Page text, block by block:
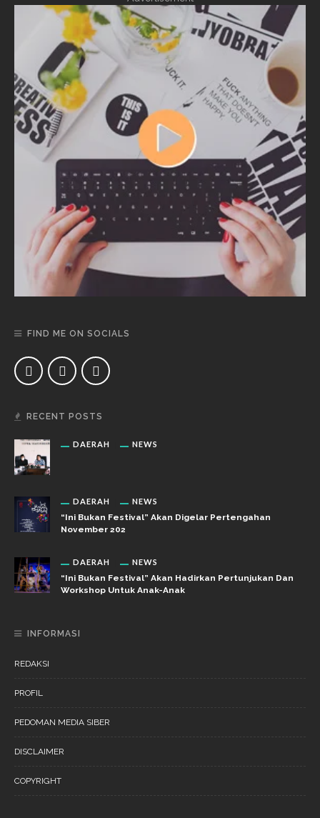
FIND ME ON SOCIALS
RECENT POSTS
DAERAH NEWS
DAERAH NEWS
“Ini Bukan Festival” Akan Digelar Pertengahan
November 202
DAERAH NEWS
“Ini Bukan Festival” Akan Hadirkan Pertunjukan Dan
Workshop Untuk Anak-Anak
INFORMASI
REDAKSI
PROFIL
PEDOMAN MEDIA SIBER
DISCLAIMER
COPYRIGHT